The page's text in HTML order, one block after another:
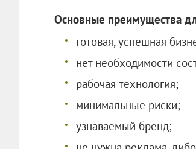
Основные преимущества
готовая, успешная
нет необходимости
рабочая технология;
минимальные риски;
узнаваемый бренд;